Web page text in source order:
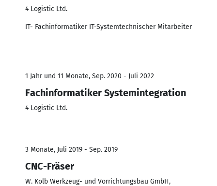
4 Logistic Ltd.
IT- Fachinformatiker IT-Systemtechnischer Mitarbeiter
1 Jahr und 11 Monate, Sep. 2020 - Juli 2022
Fachinformatiker Systemintegration
4 Logistic Ltd.
3 Monate, Juli 2019 - Sep. 2019
CNC-Fräser
W. Kolb Werkzeug- und Vorrichtungsbau GmbH,